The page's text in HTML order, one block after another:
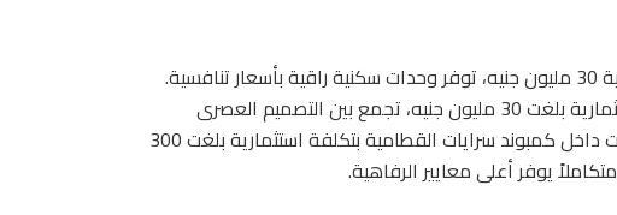
كما طورنا 4 عمارات سكنية فى الرحاب بتكلفة استثمارية 30 مليون جنيه، توفر وحدات سكنية راقية بأسعار تنافسية.
وكذلك 5 عمارات فى جاردينيا التجمع الثالث بتكلفة استثمارية بلغت 30 مليون جنيه، تجمع بين التصميم العصرى
والموقع المتميز، كما قامت الشركة بإنشاء 10 عمارات داخل كمبوند سرايات القطامية بتكلفة استثمارية بلغت 300
يوفر أعلى معايير الرفاهية.